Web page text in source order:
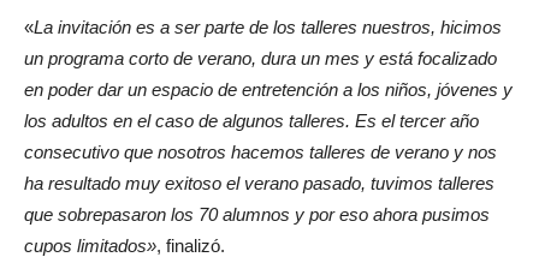
«La invitación es a ser parte de los talleres nuestros, hicimos
un programa corto de verano, dura un mes y está focalizado
en poder dar un espacio de entretención a los niños, jóvenes y
los adultos en el caso de algunos talleres. Es el tercer año
consecutivo que nosotros hacemos talleres de verano y nos
ha resultado muy exitoso el verano pasado, tuvimos talleres
que sobrepasaron los 70 alumnos y por eso ahora pusimos
cupos limitados», finalizó.